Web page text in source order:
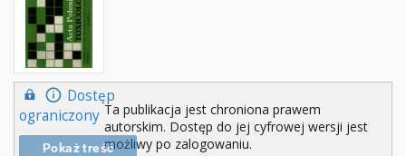
Dostęp
ograniczony
Pokaż treść
Ta publikacja jest chroniona prawem
autorskim. Dostęp do jej cyfrowej wersji jest
możliwy po zalogowaniu.